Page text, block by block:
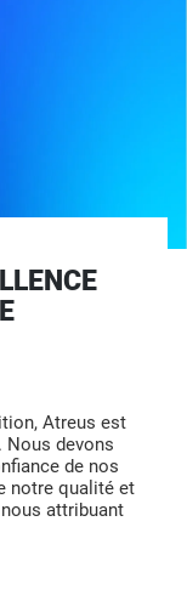
Atreus est
Nous devons
de nos
notre qualité et
attribuant